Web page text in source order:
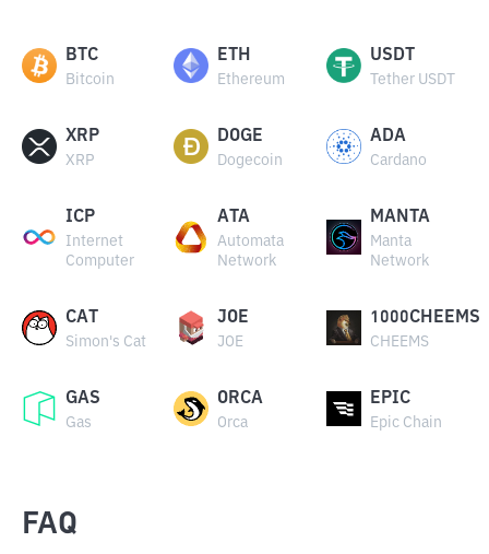
BTC
Bitcoin
ETH
Ethereum
USDT
Tether USDT
XRP
XRP
DOGE
Dogecoin
ADA
Cardano
ICP
Internet
Computer
ATA
Automata
Network
MANTA
Manta
Network
CAT
Simon's Cat
JOE
JOE
1000CHEEMS
CHEEMS
GAS
Gas
ORCA
Orca
EPIC
Epic Chain
FAQ